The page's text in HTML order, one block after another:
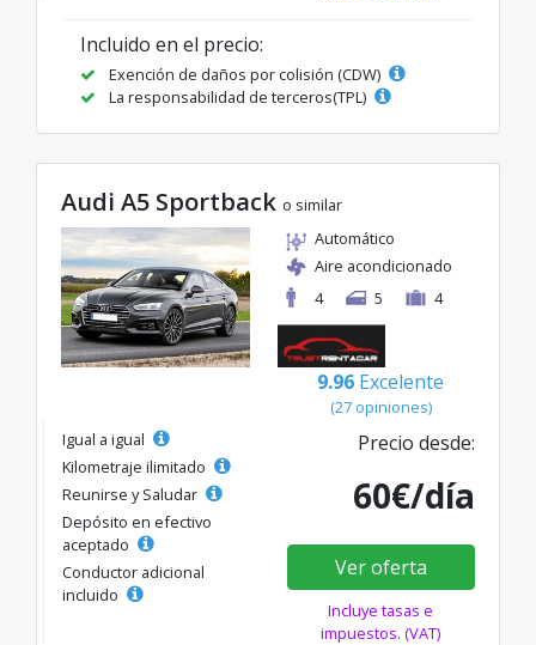
Incluido en el precio:
Exención de daños por colisión (CDW)
La responsabilidad de terceros(TPL)
Audi A5 Sportback o similar
Automático
Aire acondicionado
4
5 4
9.96 Excelente
(27 opiniones)
Igual a igual
Kilometraje ilimitado
Reunirse y Saludar
Depósito en efectivo
aceptado
Conductor adicional
incluido
Precio desde:
60€/día
Ver oferta
Incluye tasas e
impuestos. (VAT)